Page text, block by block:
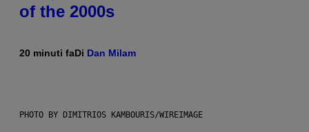
of the 2000s
20 minuti faDi Dan Milam
PHOTO BY DIMITRIOS KAMBOURIS/WIREIMAGE